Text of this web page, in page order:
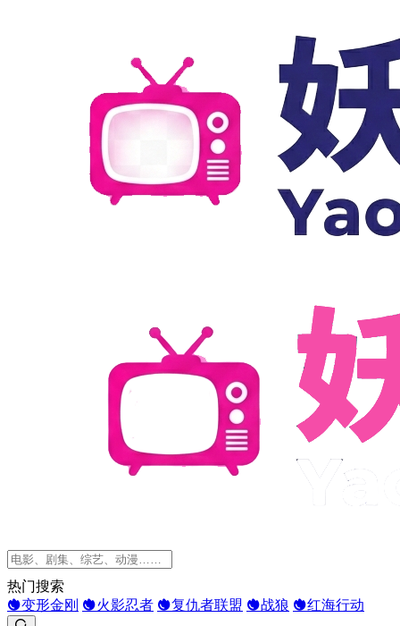
热门搜索
变形金刚
火影忍者 复仇者联盟 战狼 红海行动